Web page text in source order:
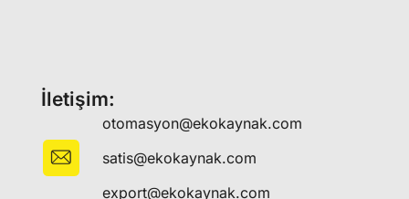
İletişim:
otomasyon@ekokaynak.com
satis@ekokaynak.com
export@ekokaynak.com